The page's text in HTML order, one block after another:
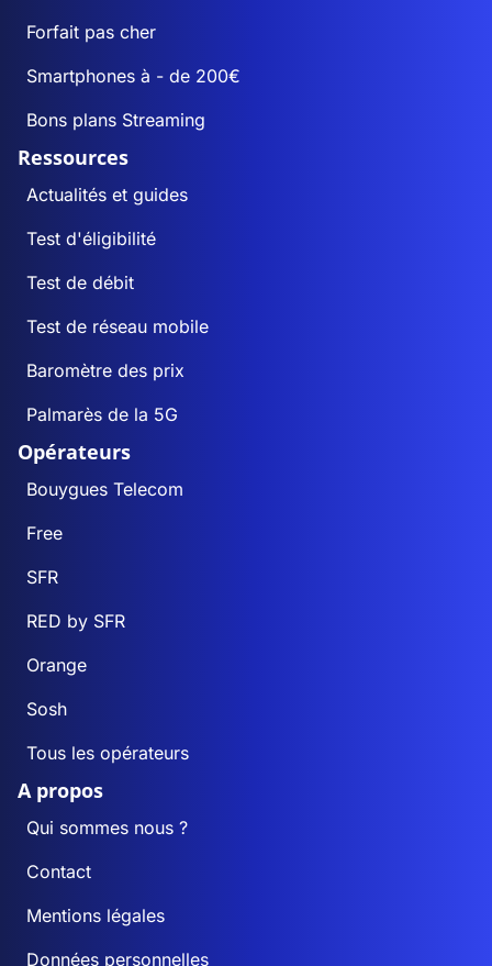
Forfait pas cher
Smartphones à - de 200€
Bons plans Streaming
Ressources
Actualités et guides
Test d'éligibilité
Test de débit
Test de réseau mobile
Baromètre des prix
Palmarès de la 5G
Opérateurs
Bouygues Telecom
Free
SFR
RED by SFR
Orange
Sosh
Tous les opérateurs
A propos
Qui sommes nous ?
Contact
Mentions légales
Données personnelles